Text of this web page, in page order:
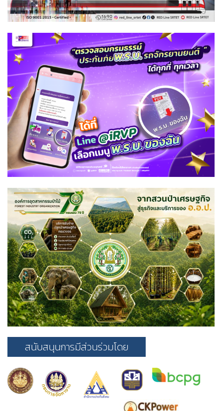
สนับสนุนการมีส่วนร่วมโดย